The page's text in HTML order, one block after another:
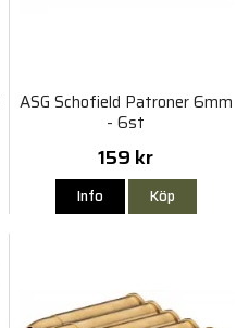
ASG Schofield Patroner 6mm
- 6st
159 kr
Info Köp